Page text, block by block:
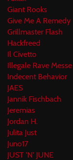
Giant Rooks
Give Me A Remedy
Grillmaster Flash
Hackfreed
Il Civetto
Illegale Rave Messe
Indecent Behavior
JAES
Jannik Fischbach
Jeremias
Jordan H.
Julita Just
Juno17
JUST 'N' JUNE